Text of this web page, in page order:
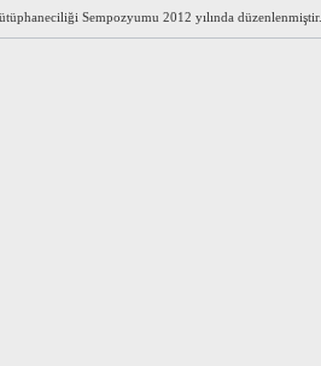
Sempozyumu 2012 yılında düzenlenmiştir.